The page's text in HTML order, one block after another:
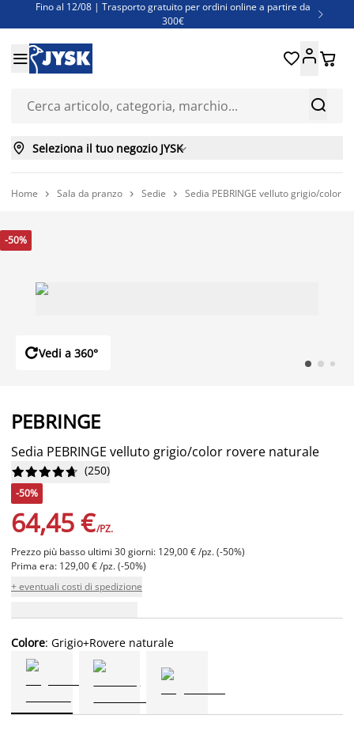
Fino al 12/08 | Trasporto gratuito per ordini online a partire da
300€

Super offerte d'estate | Oltre 1.500 articoli fino al 70%
Finanziamenti - Scegli il piano di rimborso più adatto a te


 
 Seleziona il tuo negozio JYSK
Home  Sala da pranzo  Sedie  Sedia PEBRINGE velluto grigio/color
-50%
Vedi a 360°
PEBRINGE
Sedia PEBRINGE velluto grigio/color rovere naturale





 (250)
-50%
64,45 €/PZ.
Prezzo più basso ultimi 30 giorni: 129,00 € /pz. (-50%)
Prima era: 129,00 € /pz. (-50%)
+ eventuali costi di spedizione
Colore: Grigio+Rovere naturale